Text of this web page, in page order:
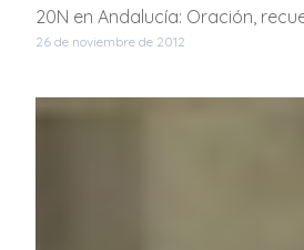
20N en Andalucía: Oración,
26 de noviembre de 2012